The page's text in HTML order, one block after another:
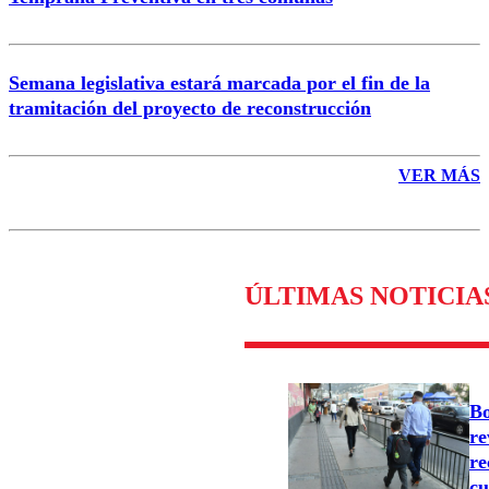
Semana legislativa estará marcada por el fin de la
tramitación del proyecto de reconstrucción
VER MÁS
ÚLTIMAS